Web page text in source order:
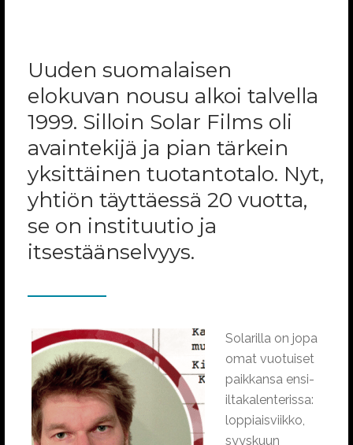
Uuden suomalaisen
elokuvan nousu alkoi talvella
1999. Silloin Solar Films oli
avaintekijä ja pian tärkein
yksittäinen tuotantotalo. Nyt,
yhtiön täyttäessä 20 vuotta,
se on instituutio ja
itsestäänselvyys.
Solarilla on jopa
omat vuotuiset
paikkansa ensi-
iltakalenterissa:
loppiaisviikko,
syyskuun